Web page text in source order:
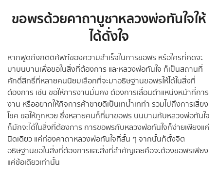
ขอพรด้วยคาถาบูชาหลวงพ่อทันใจให้
ได้ดั่งใจ
หากพูดถึงกิตติศัพท์ของความสำเร็จในการขอพร หรือใครที่คิดจะ
มาบนบานเพื่อขอในสิ่งที่ต้องการ และหลวงพ่อทันใจ ก็เป็นสถานที่
ศักดิ์สิทธิ์ที่หลายคนนิยมเลือกที่จะมาอธิษฐานขอพรให้ได้ในสิ่งที่
ต้องการ เช่น ขอให้การงานมั่นคง ต้องการเลื่อนตำแหน่งหน้าที่การ
งาน หรืออยากให้กิจการค้าขายดีเป็นเทน้ำเทท่า รวมไปถึงการเสี่ยง
โชค ขอให้ถูกหวย ซึ่งหลายคนก็ที่มาขอพร บนบานกับหลวงพ่อทันใจ
ก็มักจะได้ในสิ่งที่ต้องการ การขอพรกับหลวงพ่อทันใจก็ง่ายเพียงแค่
นิดเดียว แค่ท่องคาถาหลวงพ่อทันใจที่สั้น ๆ จากนั้นก็ตั้งจิต
อธิษฐานขอในสิ่งที่ต้องการและสิ่งที่สำคัญเลยคือจะต้องขอพรเพียง
แค่ข้อเดียวเท่านั้น